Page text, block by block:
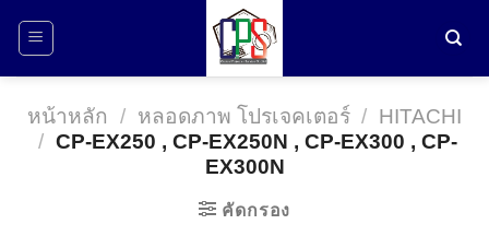
หน้าหลัก / หลอดภาพ โปรเจคเตอร์ / HITACHI
/ CP-EX250 , CP-EX250N , CP-EX300 , CP-
EX300N
คัดกรอง